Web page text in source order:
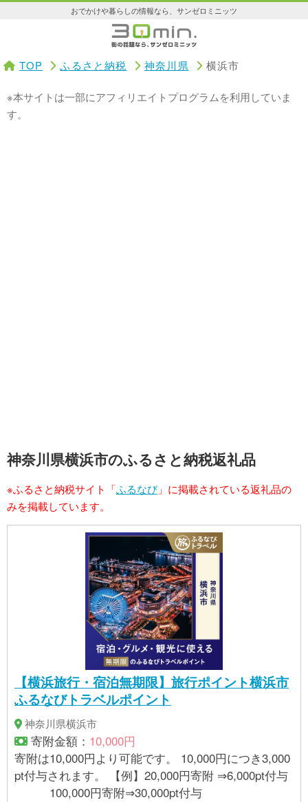
おでかけや暮らしの情報なら、サンゼロミニッツ
TOP ふるさと納税 神奈川県 横浜市
※本サイトは一部にアフィリエイトプログラムを利用していま
す。
神奈川県横浜市のふるさと納税返礼品
※ふるさと納税サイト「ふるなび」に掲載されている返礼品の
みを掲載しています。
【横浜旅行・宿泊無期限】旅行ポイント横浜市
ふるなびトラベルポイント
神奈川県横浜市
寄附金額： 10,000円
寄附は10,000円より可能です。 10,000円につき3,000
pt付与されます。 【例】20,000円寄附 ⇒6,000pt付与
100,000円寄附⇒30,000pt付与